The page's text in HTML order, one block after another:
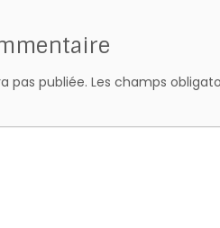
pas publiée. Les champs